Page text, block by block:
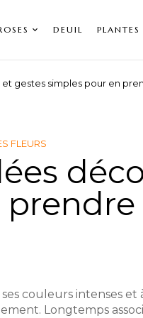
DEUIL PLANTES
gestes simples pour en
FLEURS
couleurs intenses et
Longtemps